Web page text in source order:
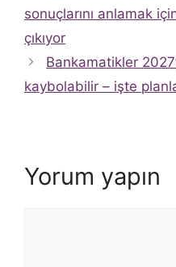
sonuçlarını anlamak
çıkıyor
Bankamatikler
kaybolabilir – işte
Yorum yapın